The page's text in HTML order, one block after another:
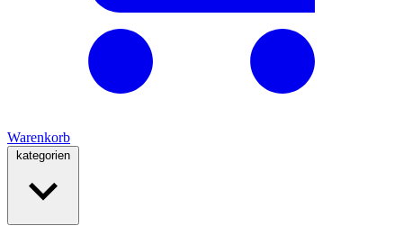
Warenkorb
kategorien